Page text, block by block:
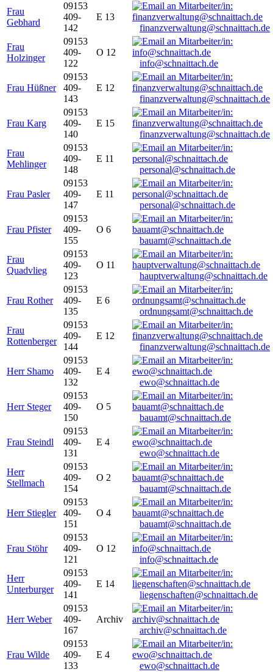
Frau
Gebhard
09153
409-
142
E 13
finanzverwaltung@schnaittach.de
Frau
Holzinger
09153
409-
122
O 12
info@schnaittach.de
Frau Hüßner
09153
409-
143
E 12
finanzverwaltung@schnaittach.de
Frau Karg
09153
409-
140
E 15
finanzverwaltung@schnaittach.de
Frau
Mehlinger
09153
409-
148
E 11
personal@schnaittach.de
Frau Pasler
09153
409-
147
E 11
personal@schnaittach.de
Frau Pfister
09153
409-
155
O 6
bauamt@schnaittach.de
Frau
Quadvlieg
09153
409-
123
O 11
hauptverwaltung@schnaittach.de
Frau Rother
09153
409-
135
E 6
ordnungsamt@schnaittach.de
Frau
Rottenberger
09153
409-
144
E 12
finanzverwaltung@schnaittach.de
Herr Shamo
09153
409-
132
E 4
ewo@schnaittach.de
Herr Steger
09153
409-
150
O 5
bauamt@schnaittach.de
Frau Steindl
09153
409-
131
E 4
ewo@schnaittach.de
Herr
Stellmach
09153
409-
154
O 2
bauamt@schnaittach.de
Herr Stiegler
09153
409-
151
O 4
bauamt@schnaittach.de
Frau Stöhr
09153
409-
121
O 12
info@schnaittach.de
Herr
Unterburger
09153
409-
141
E 14
liegenschaften@schnaittach.de
Herr Weber
09153
409-
167
Archiv
archiv@schnaittach.de
Frau Wilde
09153
409-
133
E 4
ewo@schnaittach.de